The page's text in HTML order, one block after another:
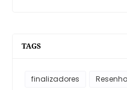
TAGS
finalizadores